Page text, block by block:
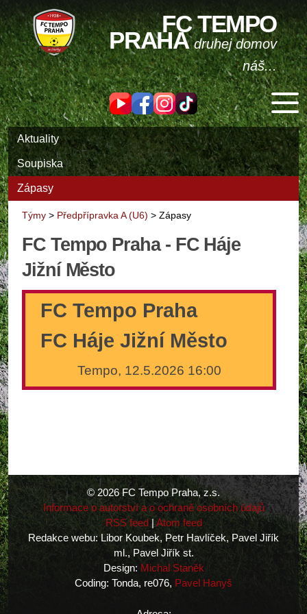
FC TEMPO
PRAHAdruhej domov
náš...
Aktuality
Soupiska
Zápasy
Týmy > Předpřípravka A (U6) > Zápasy
FC Tempo Praha - FC Háje
Jižní Město
FC Tempo Praha
FC Háje Jižní Město
Tempo, 12.5.2026 16:00
© 2026 FC Tempo Praha, z.s.
Informace o autorství a o ochraně osobních údajů
RSS feed|Atom feed
Redakce webu: Libor Koubek, Petr Havlíček, Pavel Jiřík
ml., Pavel Jiřík st.
Design: Michal Staněk
Coding: Tonda, re076, Pavel Hanyš